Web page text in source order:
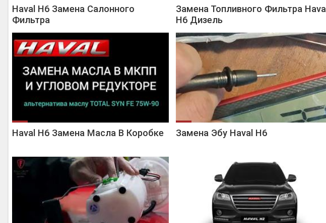
Haval H6 Замена Салонного
Фильтра
Замена Топливного Фильтра Haval
H6 Дизель
Haval H6 Замена Масла В Коробке Замена Эбу Haval H6